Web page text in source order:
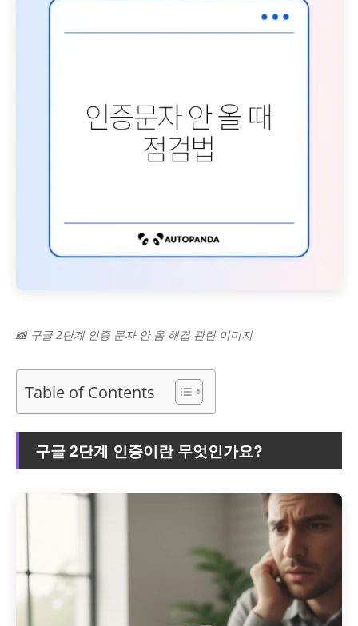
📸 구글 2단계 인증 문자 안 옴 해결 관련 이미지
Table of Contents
구글 2단계 인증이란 무엇인가요?